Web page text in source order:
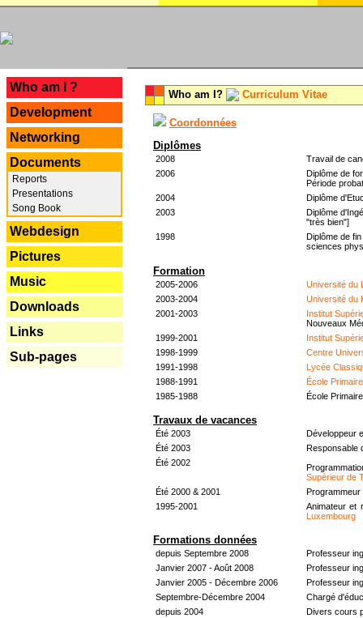
Who am I ?
Development
Networking
Documents
Reports
Presentations
Song Book
Webdesign
Pictures
Music
Downloads
Links
Sub-pages
Who am I? Curriculum Vitae
Coordonnées
Diplômes
2008
Travail de
2006
Diplôme de
Période
2004
Diplôme
2003
Diplôme
"très bien"]
1998
Diplôme de
sciences
Formation
2005-2006
Université du
2003-2004
Université du
2001-2003
Institut
Nouveaux
1999-2001
Institut
1998-1999
Centre
1991-1998
Lycée
1988-1991
École
1985-1988
École
Travaux de vacances
Été 2003
Développeur
Été 2003
Responsable
Été 2002
Supérieur de
Été 2000 & 2001
Programmeur
1995-2001
Animateur et
Luxembourg
Formations données
depuis Septembre 2008
Professeur
Janvier 2007 - Août 2008
Professeur
Janvier 2005 - Décembre 2006
Professeur
Septembre-Décembre 2004
Chargé
depuis 2004
Divers cours